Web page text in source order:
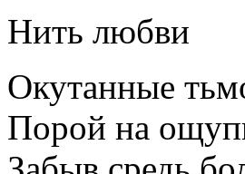
Нить любви
Окутанные
Порой на